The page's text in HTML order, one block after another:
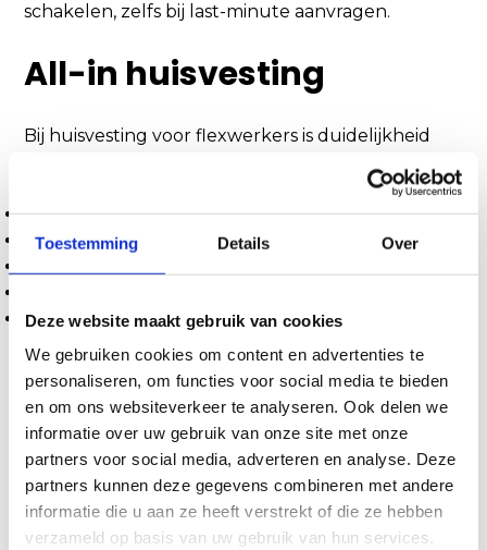
Toestemming Details Over
Deze website maakt gebruik van cookies
We gebruiken cookies om content en advertenties te
personaliseren, om functies voor social media te bieden
en om ons websiteverkeer te analyseren. Ook delen we
informatie over uw gebruik van onze site met onze
partners voor social media, adverteren en analyse. Deze
partners kunnen deze gegevens combineren met andere
informatie die u aan ze heeft verstrekt of die ze hebben
verzameld op basis van uw gebruik van hun services.
schakelen, zelfs bij last-minute aanvragen.
All-in huisvesting
Bij huisvesting voor flexwerkers is duidelijkheid
Gas, water en licht
Internet
Afvalverwerking
U ontvangt geen onverwachte kosten of
naheffingen. Alles is vooraf duidelijk geregeld.
Onderhoud en 24/7
service
Wij zorgen ervoor dat alle woningen in optimale